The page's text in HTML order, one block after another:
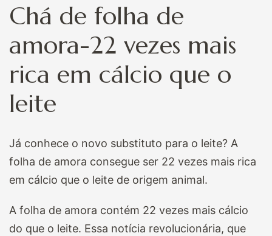
Chá de folha de
amora-22 vezes mais
rica em cálcio que o
leite
Já conhece o novo substituto para o leite? A
folha de amora consegue ser 22 vezes mais rica
em cálcio que o leite de origem animal.
A folha de amora contém 22 vezes mais cálcio
do que o leite. Essa notícia revolucionária, que